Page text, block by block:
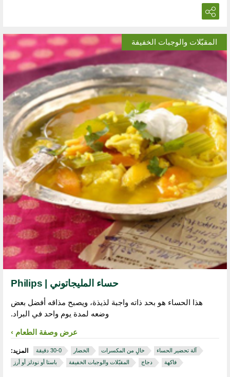
المقبّلات والوجبات الخفيفة
حساء المليجاتوني | Philips
هذا الحساء هو بحد ذاته واجبة لذيذة، ويصبح مذاقه أفضل بعض
وضعه لمدة يوم واحد في البراد.
عرض وصفة الطعام
المزيد: الخضار خالٍ من المكسرات
آلة تحضير الحساء
باستا أو نودلز أو أرز
المقبّلات والوجبات الخفيفة دجاج فاكهة